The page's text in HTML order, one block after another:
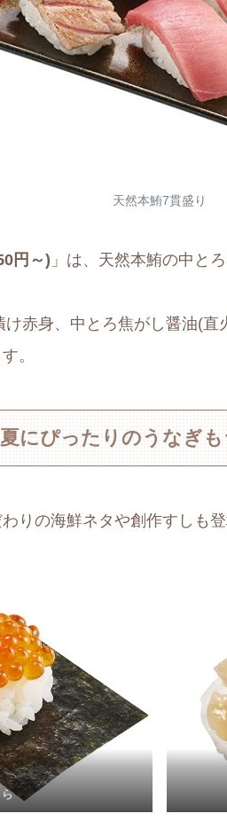
天然本鮪7貫盛り
円～) 」は、天然本鮪の中と
赤身、中とろ焦がし醤油(直
。
にぴったりのうなぎ
りの海鮮ネタや創作すしも登